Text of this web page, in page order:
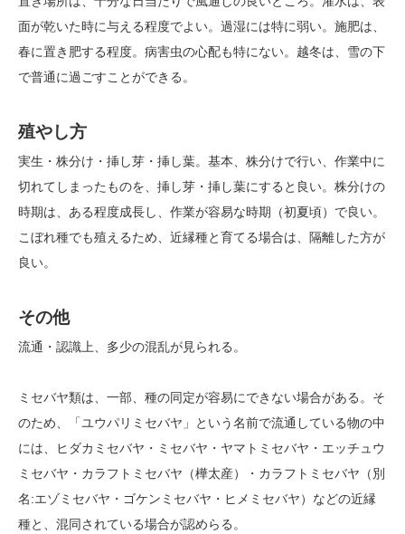
面が乾いた時に与える程度でよい。過湿には特に弱い。施肥は、
春に置き肥する程度。病害虫の心配も特にない。越冬は、雪の下
で普通に過ごすことができる。
殖やし方
実生・株分け・挿し芽・挿し葉。基本、株分けで行い、作業中に
切れてしまったものを、挿し芽・挿し葉にすると良い。株分けの
時期は、ある程度成長し、作業が容易な時期（初夏頃）で良い。
こぼれ種でも殖えるため、近縁種と育てる場合は、隔離した方が
良い。
その他
流通・認識上、多少の混乱が見られる。
ミセバヤ類は、一部、種の同定が容易にできない場合がある。そ
のため、「ユウパリミセバヤ」という名前で流通している物の中
には、ヒダカミセバヤ・ミセバヤ・ヤマトミセバヤ・エッチュウ
ミセバヤ・カラフトミセバヤ（樺太産）・カラフトミセバヤ（別
名:エゾミセバヤ・ゴケンミセバヤ・ヒメミセバヤ）などの近縁
種と、混同されている場合が認めらる。